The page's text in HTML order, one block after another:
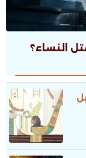
النساء؟